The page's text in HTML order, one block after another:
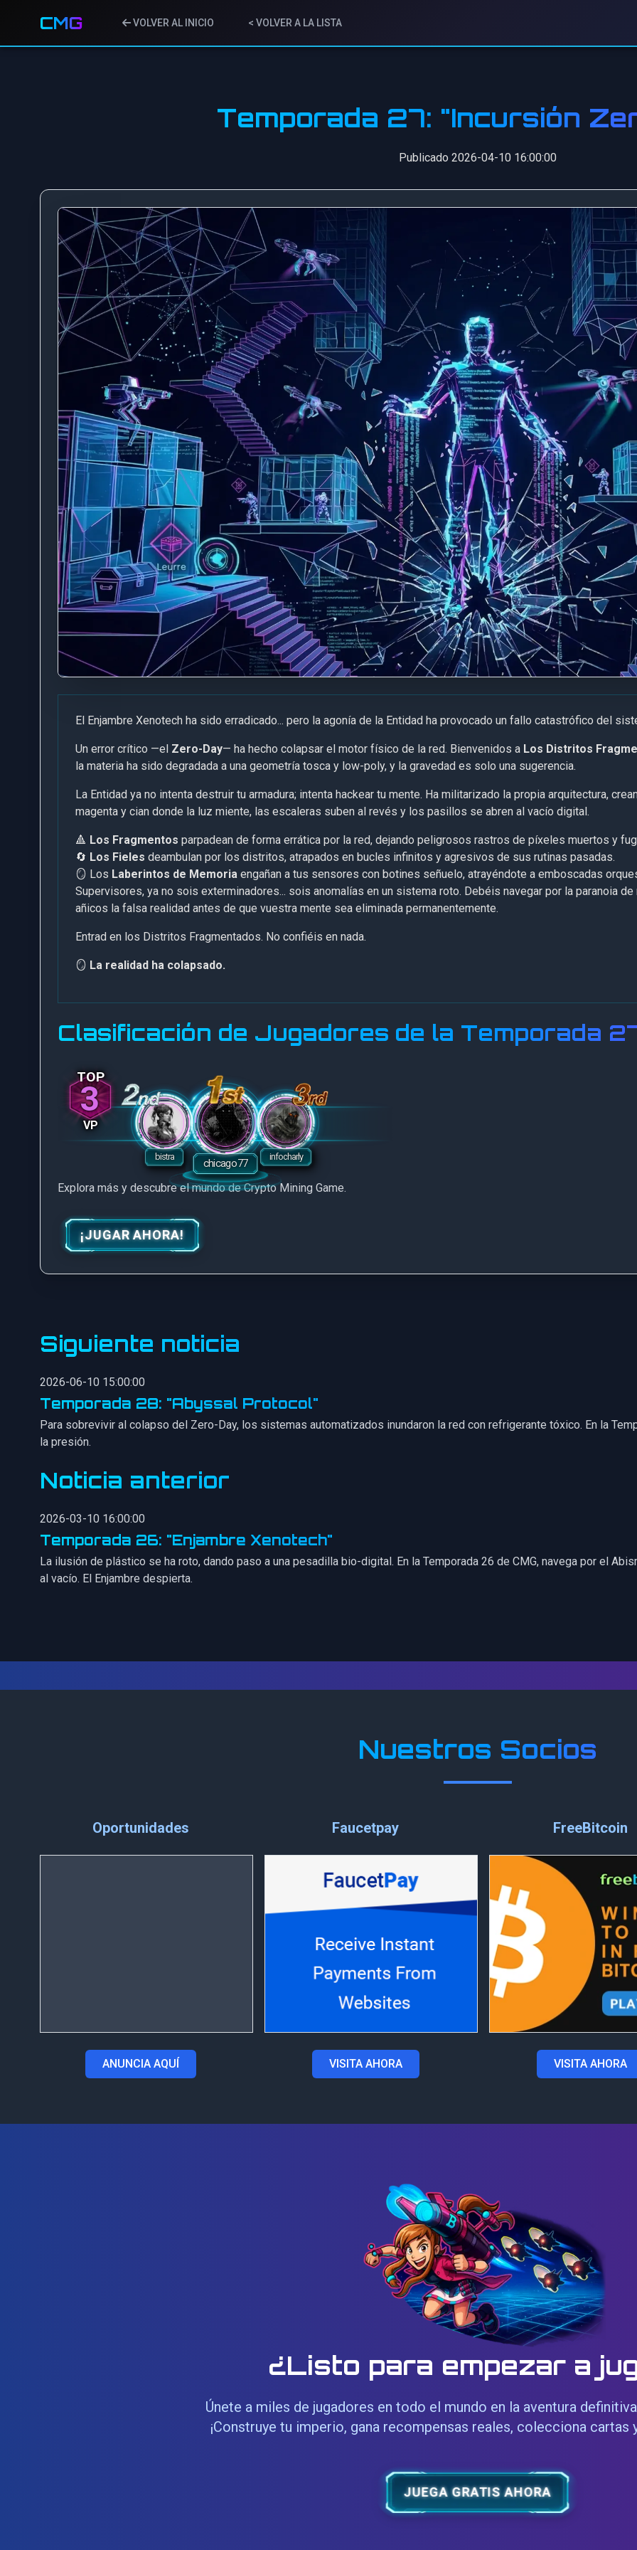
CMG VOLVER AL INICIO < VOLVER A LA LISTA
Temporada 27: "Incursión
Publicado 2026-04-10 16:00:00
El Enjambre Xenotech ha sido erradicado... pero la agonía de la Entidad ha provocado un fallo catastrófico del
Un error crítico —el Zero-Day— ha hecho colapsar el motor físico de la red. Bienvenidos a Los Distritos
la materia ha sido degradada a una geometría tosca y low-poly, y la gravedad es solo una sugerencia.
La Entidad ya no intenta destruir tu armadura; intenta hackear tu mente. Ha militarizado la propia arquitectura,
magenta y cian donde la luz miente, las escaleras suben al revés y los pasillos se abren al vacío digital.
🔺 Los Fragmentos parpadean de forma errática por la red, dejando peligrosos rastros de píxeles muertos y
🔄 Los Fieles deambulan por los distritos, atrapados en bucles infinitos y agresivos de sus rutinas pasadas.
🪞 Los Laberintos de Memoria engañan a tus sensores con botines señuelo, atrayéndote a emboscadas
Supervisores, ya no sois exterminadores... sois anomalías en un sistema roto. Debéis navegar por la paranoia
añicos la falsa realidad antes de que vuestra mente sea eliminada permanentemente.
Entrad en los Distritos Fragmentados. No confiéis en nada.
🪞 La realidad ha colapsado.
Clasificación de Jugadores de la Temporada
3
VP
Explora más y descubre el mundo de Crypto Mining Game.
¡JUGAR AHORA!
Siguiente noticia
2026-06-10 15:00:00
Temporada 28: "Abyssal Protocol"
Para sobrevivir al colapso del Zero-Day, los sistemas automatizados inundaron la red con refrigerante tóxico. En la
la presión.
Noticia anterior
2026-03-10 16:00:00
Temporada 26: "Enjambre Xenotech"
La ilusión de plástico se ha roto, dando paso a una pesadilla bio-digital. En la Temporada 26 de CMG, navega por el
al vacío. El Enjambre despierta.
Nuestros Socios
Oportunidades
ANUNCIA AQUÍ
Faucetpay
VISITA AHORA
FreeBitcoin
VISITA AHORA
¿Listo para empezar a
Únete a miles de jugadores en todo el mundo en la aventura
¡Construye tu imperio, gana recompensas reales, colecciona cartas
JUEGA GRATIS AHORA